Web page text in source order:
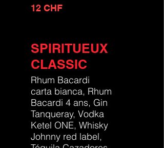
12 CHF
SPIRITUEUX
CLASSIC
Rhum Bacardi
carta bianca, Rhum
Bacardi 4 ans, Gin
Tanqueray, Vodka
Ketel ONE, Whisky
Johnny red label,